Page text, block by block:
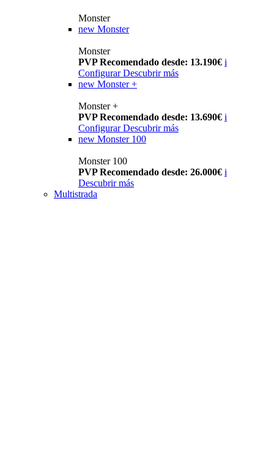
Monster
new Monster
Monster
PVP Recomendado desde: 13.190€ i
Configurar Descubrir más
new Monster +
Monster +
PVP Recomendado desde: 13.690€ i
Configurar Descubrir más
new Monster 100
Monster 100
PVP Recomendado desde: 26.000€ i
Descubrir más
Multistrada